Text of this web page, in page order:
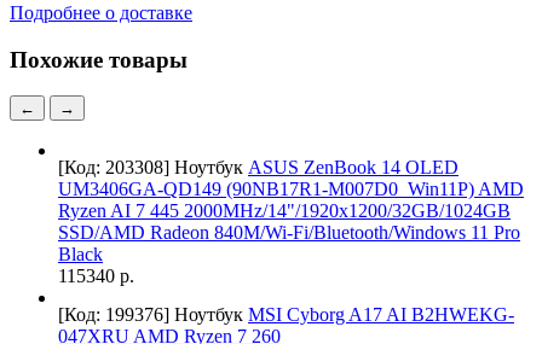
Подробнее о доставке
Похожие товары
← →
[Код: 203308] Ноутбук ASUS ZenBook 14 OLED
UM3406GA-QD149 (90NB17R1-M007D0_Win11P) AMD
Ryzen AI 7 445 2000MHz/14"/1920х1200/32GB/1024GB
SSD/AMD Radeon 840M/Wi-Fi/Bluetooth/Windows 11 Pro
Black
115340 р.
[Код: 199376] Ноутбук MSI Cyborg A17 AI B2HWEKG-
047XRU AMD Ryzen 7 260